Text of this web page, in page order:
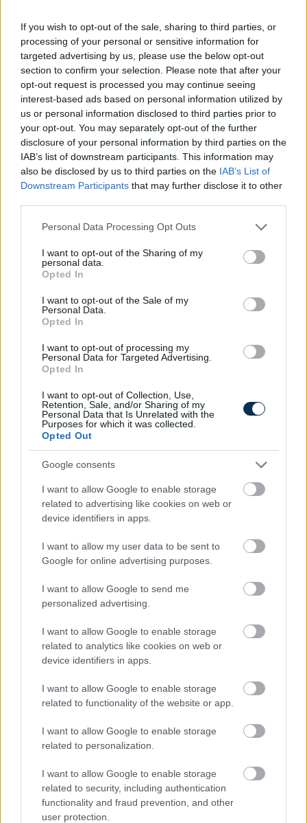
If you wish to opt-out of the sale, sharing to third parties, or
processing of your personal or sensitive information for
targeted advertising by us, please use the below opt-out
section to confirm your selection. Please note that after your
opt-out request is processed you may continue seeing
interest-based ads based on personal information utilized by
us or personal information disclosed to third parties prior to
your opt-out. You may separately opt-out of the further
disclosure of your personal information by third parties on the
IAB’s list of downstream participants. This information may
also be disclosed by us to third parties on the IAB’s List of
Downstream Participants that may further disclose it to other
Please note that this website/app uses one or more Google
not limited to your visit or usage behaviour. You may click to
grant or deny consent to Google and its third-party tags to
use your data for below specified purposes in below Google
consent section.
Personal Data Processing Opt Outs
I want to opt-out of the Sharing of my
personal data.
Opted In
I want to opt-out of the Sale of my
Personal Data.
Opted In
I want to opt-out of processing my
Personal Data for Targeted Advertising.
Opted In
I want to opt-out of Collection, Use,
Retention, Sale, and/or Sharing of my
Personal Data that Is Unrelated with the
Purposes for which it was collected.
Opted Out
Google consents
I want to allow Google to enable storage
related to advertising like cookies on web or
device identifiers in apps.
I want to allow my user data to be sent to
Google for online advertising purposes.
I want to allow Google to send me
personalized advertising.
I want to allow Google to enable storage
related to analytics like cookies on web or
device identifiers in apps.
I want to allow Google to enable storage
related to functionality of the website or app.
I want to allow Google to enable storage
related to personalization.
I want to allow Google to enable storage
related to security, including authentication
functionality and fraud prevention, and other
user protection.
Egy társasház felújítása,
energetikai korszerűsítése
vagy közös területeinek
fejlesztése jelentős anyagi
terhet róhat a lakóközösségre.
Egy jól megválasztott
támogatási program azonban
számottevően csökkentheti a
tulajdonosok által fizetendő
összeget. A pályázati
lehetőségek megtalálása
mégsem mindig egyszerű,
mivel a kiírások nem egyetlen
központi oldalon jelennek meg.
Most érdemes
ingatlant venni
Dubajban, de nem
azért, mint
gondolná
2026. 06. 23.
A Vaskupola Dubaj
népszerűségét is megvédte:
bár a hírek szerint a közel-
keleti geopolitikai
hírek az ingatlan adásvételi
tranzakciószámok
visszaesését eredményezték
egyik legjobb vételi lehetősége
körvonalazódik a magyar
térségben.
Bitcoin a
kaszinóban:
előnyök,
kockázatok és a
legjobb külföldi
platformok
2026. 06. 18.
A Bitcoin és a kriptovaluták